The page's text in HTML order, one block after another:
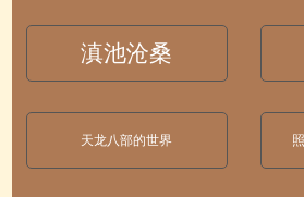
滇池沧桑
天龙八部的世界